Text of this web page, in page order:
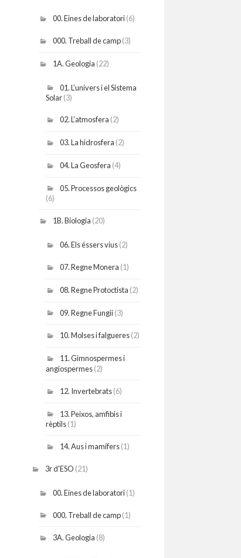
00. Eines de laboratori(6)
000. Treball de camp(3)
1A. Geologia (22)
01. L’univers i el Sistema
Solar(3)
02. L’atmosfera (2)
03. La hidrosfera (2)
04. La Geosfera (4)
05. Processos geològics
(6)
1B. Biologia (20)
06. Els éssers vius(2)
07. Regne Monera (1)
08. Regne Protoctista (2)
09. Regne Fungii(3)
10. Molses i falgueres(2)
11. Gimnospermes i
angiospermes(2)
12. Invertebrats(6)
13. Peixos, amfibis i
rèptils(1)
14. Aus i mamífers(1)
3r d'ESO (21)
00. Eines de laboratori(1)
000. Treball de camp(1)
3A. Geologia (8)